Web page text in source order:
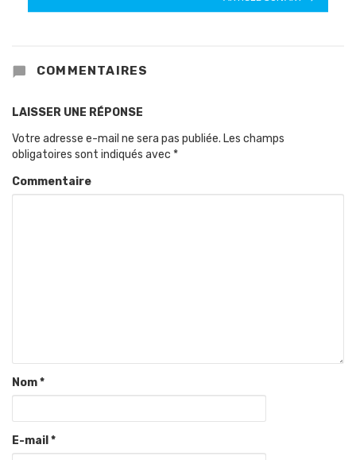
COMMENTAIRES
LAISSER UNE RÉPONSE
Votre adresse e-mail ne sera pas publiée. Les champs
obligatoires sont indiqués avec *
Commentaire
Nom*
E-mail *